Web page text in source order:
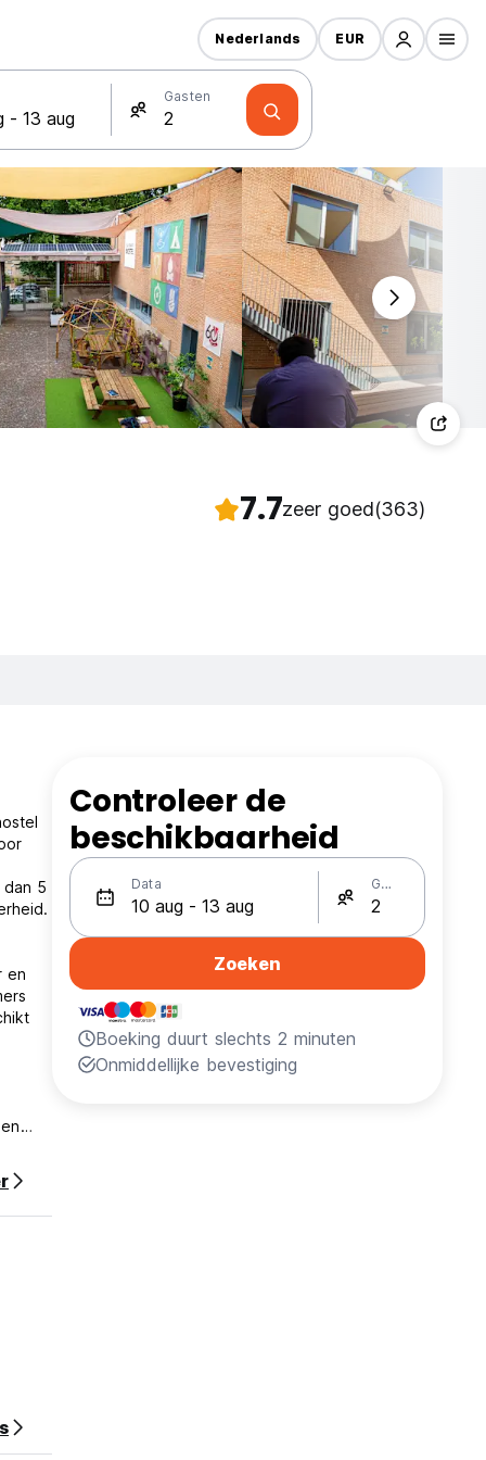
Gasten
Nederlands EUR
7.7zeer goed(363)
5
en
Controleer de
beschikbaarheid
Data Gasten
Zoeken
Boeking duurt slechts 2 minuten
Onmiddellijke bevestiging